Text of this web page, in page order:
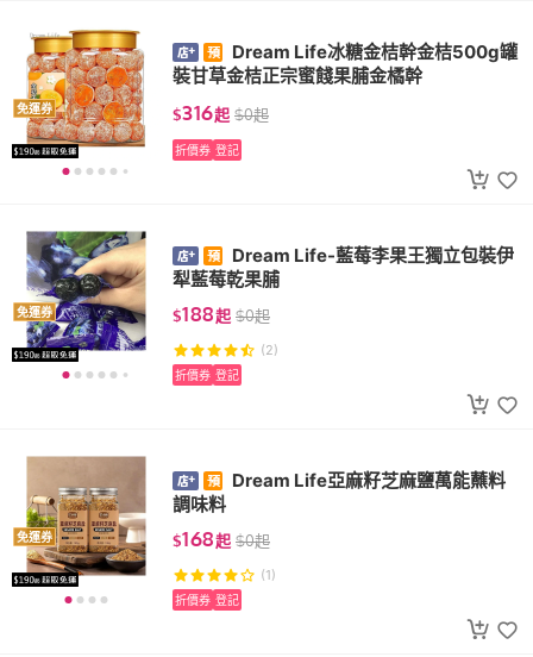
免運券
Dream Life冰糖金桔幹金桔500g罐
裝甘草金桔正宗蜜餞果脯金橘幹
$316起 $0起
折價券 登記
免運券
Dream Life-藍莓李果王獨立包裝伊
犁藍莓乾果脯
$188起 $0起
(2)
折價券 登記
免運券
Dream Life亞麻籽芝麻鹽萬能蘸料
調味料
$168起 $0起
(1)
折價券 登記